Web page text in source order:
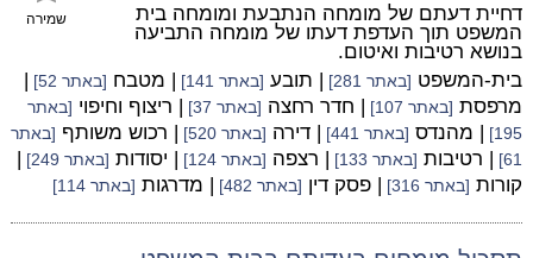
שמירה
דחיית דעתם של מומחה הנתבעת ומומחה בית
המשפט תוך העדפת דעתו של מומחה התביעה
בנושא רטיבות ואיטום.
בית-המשפט [באתר 281] | תובע [באתר 141] | מטבח [באתר 52]
|
מרפסת [באתר 107] | חדר רחצה [באתר 37] | ריצוף וחיפוי [באתר
195]
| מהנדס [באתר 441] | דירה [באתר 520] | רכוש משותף [באתר
61]
| רטיבות [באתר 133] | רצפה [באתר 124] | יסודות [באתר 249]
|
קורות [באתר 316] | פסק דין [באתר 482] | מדרגות [באתר 114]